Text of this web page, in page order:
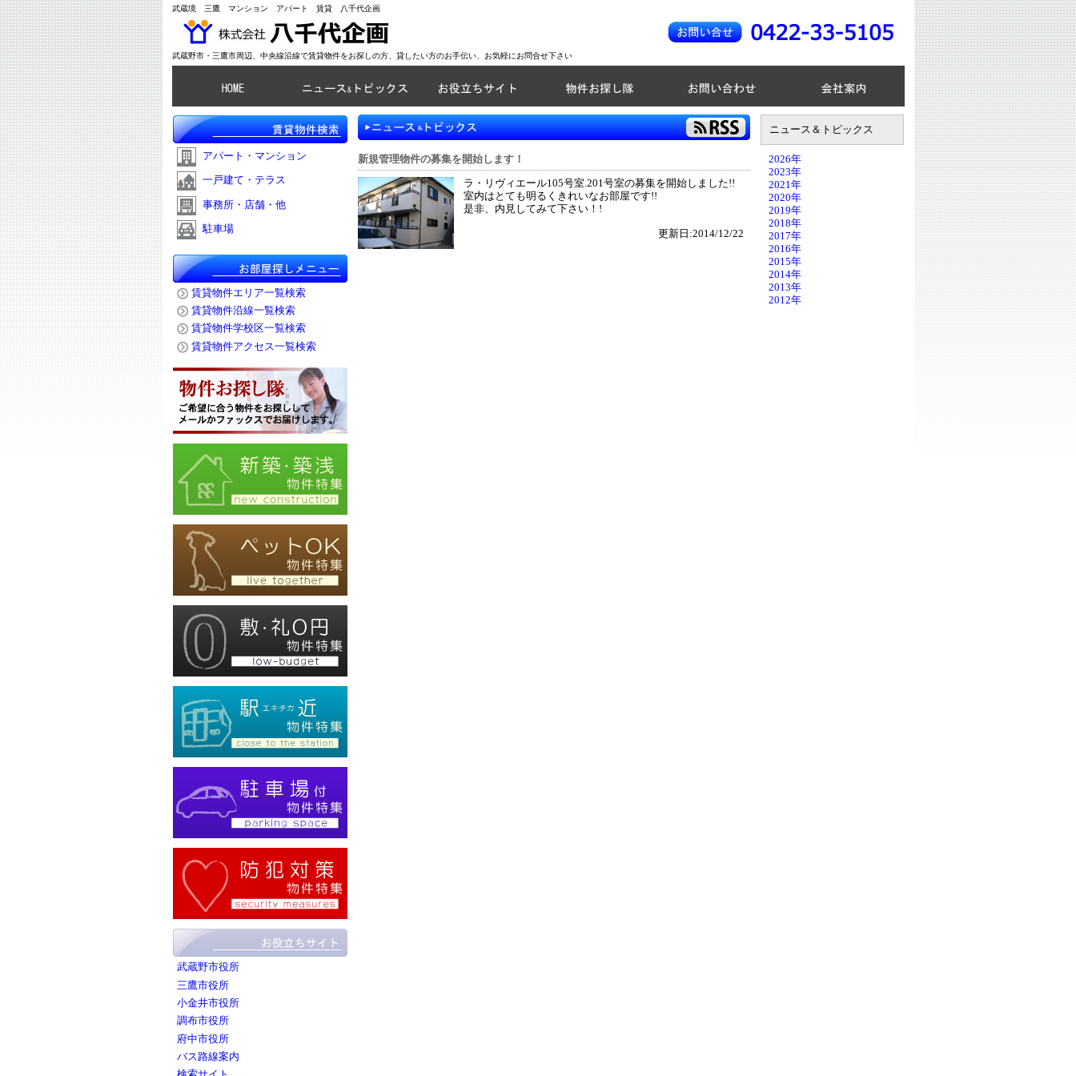
武蔵境 三鷹 マンション アパート 賃貸 八千代企画
武蔵野市・三鷹市周辺、中央線沿線で賃貸物件をお探しの方、貸したい方のお手伝い、お気軽にお問合せ下さい
アパート・マンション
一戸建て・テラス
事務所・店舗・他
駐車場
賃貸物件エリア一覧検索
賃貸物件沿線一覧検索
賃貸物件学校区一覧検索
賃貸物件アクセス一覧検索
武蔵野市役所
三鷹市役所
小金井市役所
調布市役所
府中市役所
バス路線案内
ニュース＆トピックス
2026年
2023年
2021年
2020年
2019年
2018年
2017年
2016年
2015年
2014年
2013年
2012年
新規管理物件の募集を開始します！
ラ・リヴィエール105号室.201号室の募集を開始しました!!
室内はとても明るくきれいなお部屋です!!
是非、内見してみて下さい！!
更新日:2014/12/22